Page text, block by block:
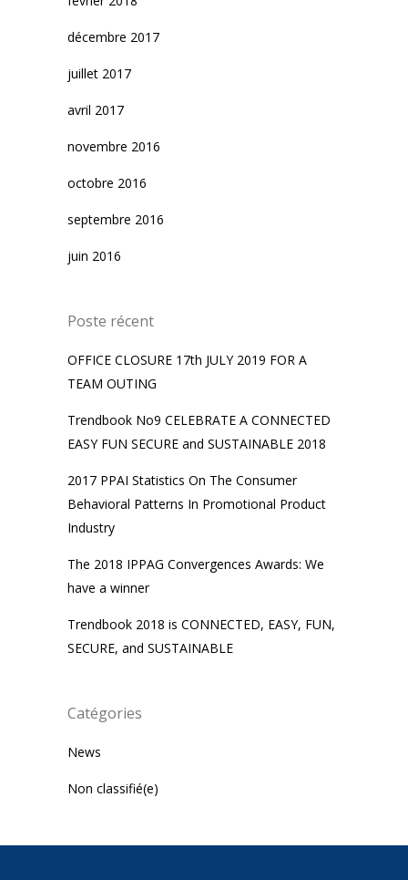
décembre 2017
juillet 2017
avril 2017
novembre 2016
octobre 2016
septembre 2016
juin 2016
Poste récent
OFFICE CLOSURE 17th JULY 2019 FOR A
TEAM OUTING
Trendbook No9 CELEBRATE A CONNECTED
EASY FUN SECURE and SUSTAINABLE 2018
2017 PPAI Statistics On The Consumer
Behavioral Patterns In Promotional Product
Industry
The 2018 IPPAG Convergences Awards: We
have a winner
Trendbook 2018 is CONNECTED, EASY, FUN,
SECURE, and SUSTAINABLE
Catégories
News
Non classifié(e)